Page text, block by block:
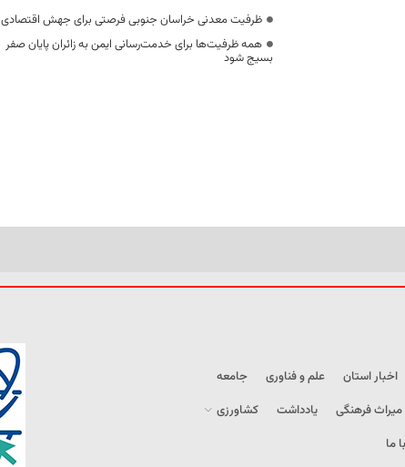
ظرفیت معدنی خراسان جنوبی فرصتی برای جهش اقتصادی
همه ظرفیت‌ها برای خدمت‌رسانی ایمن به زائران پایان صفر
بسیج شود
اخبار استان علم و فناوری
جامعه
فرهنگی یادداشت
کشاورزی
ما